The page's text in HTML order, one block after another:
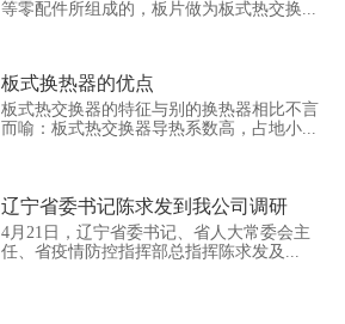
等零配件所组成的，板片做为板式热交换...
板式换热器的优点
板式热交换器的特征与别的换热器相比不言
而喻：板式热交换器导热系数高，占地小...
辽宁省委书记陈求发到我公司调研
4月21日，辽宁省委书记、省人大常委会主
任、省疫情防控指挥部总指挥陈求发及...